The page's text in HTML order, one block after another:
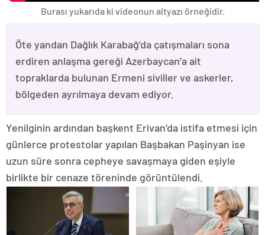
Burası yukarıda ki videonun altyazı örneğidir.
Öte yandan Dağlık Karabağ’da çatışmaları sona
erdiren anlaşma gereği Azerbaycan’a ait
topraklarda bulunan Ermeni siviller ve askerler,
bölgeden ayrılmaya devam ediyor.
Yenilginin ardından başkent Erivan’da istifa etmesi için
günlerce protestolar yapılan Başbakan Paşinyan ise
uzun süre sonra cepheye savaşmaya giden eşiyle
birlikte bir cenaze töreninde görüntülendi.